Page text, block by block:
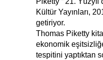
Kültür Yayınları,
getiriyor.
Thomas Piketty
ekonomik
tespitini yaptıktan